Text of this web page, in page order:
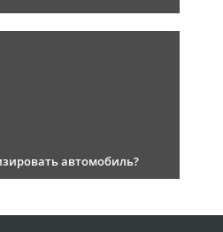
автомобиль?